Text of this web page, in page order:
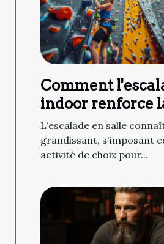
Comment
indoor renforce
cohésion de
L'escalade en salle
grandissant, s'imposant
activité de choix pour...